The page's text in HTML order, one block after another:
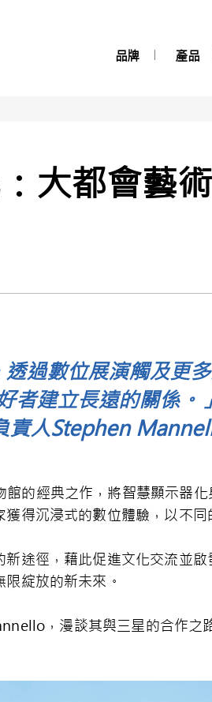
品牌 產品
大都會藝
過數位展演觸及更
者建立長遠的關係。
責人Stephen
的經典之作，將智慧顯示器
得沉浸式的數位體驗，以不同
途徑，藉此促進文化交流並
綻放的新未來。
，漫談其與三星的合作之